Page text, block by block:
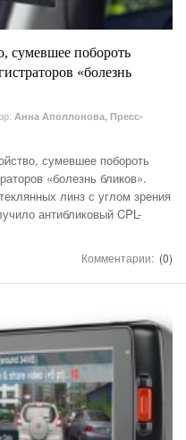
сумевшее побороть
«болезнь
Анна Аполлонова, Пресс-
сумевшее побороть
«болезнь бликов».
линз с углом зрения
антибликовый CPL-
Комментарии: (0)